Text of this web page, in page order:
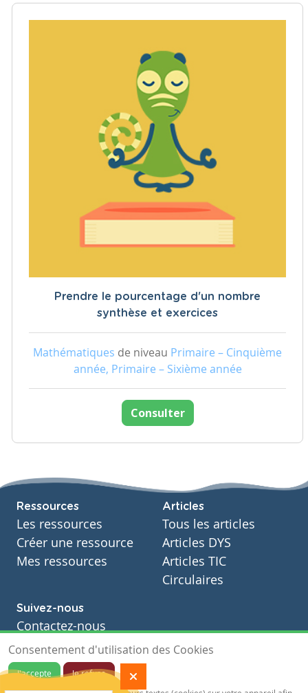
Prendre le pourcentage d'un nombre
synthèse et exercices
Mathématiques de niveau Primaire – Cinquième
année, Primaire – Sixième année
Consulter
Ressources
Les ressources
Créer une ressource
Mes ressources
Articles
Tous les articles
Articles DYS
Articles TIC
Circulaires
Suivez-nous
Contactez-nous
Soutien scolaire
Notre page Facebook
Consentement d'utilisation des Cookies
J'accepte
Je refuse